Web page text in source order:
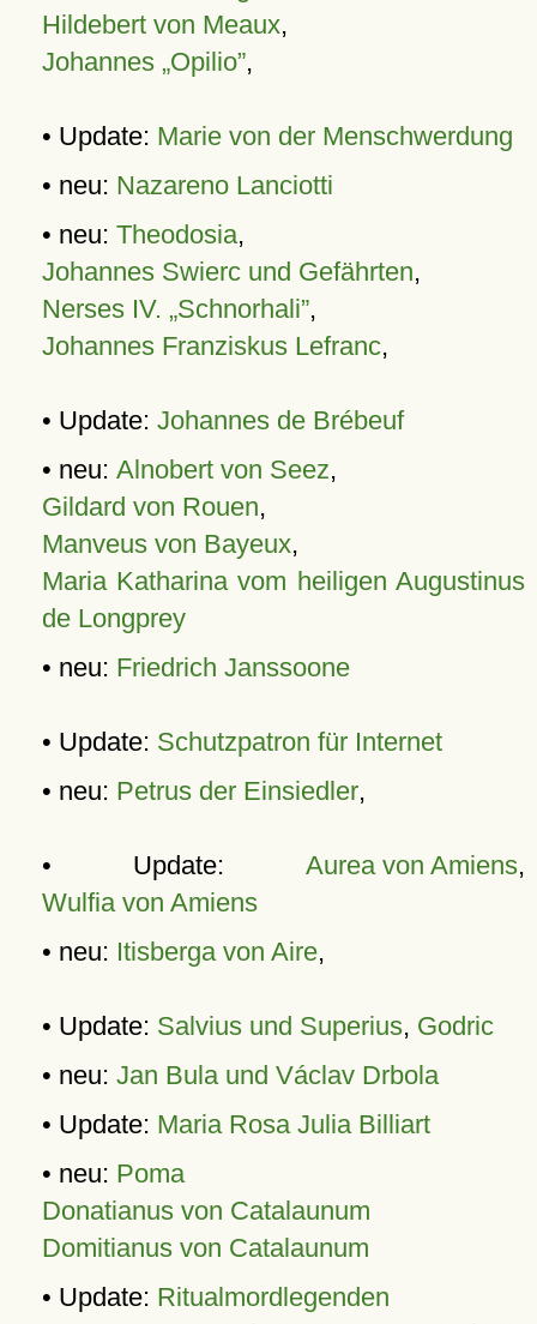
Hildebert von Meaux,
Johannes „Opilio”,
• Update: Marie von der Menschwerdung
• neu: Nazareno Lanciotti
• neu: Theodosia,
Johannes Swierc und Gefährten,
Nerses IV. „Schnorhali”,
Johannes Franziskus Lefranc,
• Update: Johannes de Brébeuf
• neu: Alnobert von Seez,
Gildard von Rouen,
Manveus von Bayeux,
Maria Katharina vom heiligen Augustinus
de Longprey
• neu: Friedrich Janssoone
• Update: Schutzpatron für Internet
• neu: Petrus der Einsiedler,
• Update: Aurea von Amiens,
Wulfia von Amiens
• neu: Itisberga von Aire,
• Update: Salvius und Superius, Godric
• neu: Jan Bula und Václav Drbola
• Update: Maria Rosa Julia Billiart
• neu: Poma
Donatianus von Catalaunum
Domitianus von Catalaunum
• Update: Ritualmordlegenden